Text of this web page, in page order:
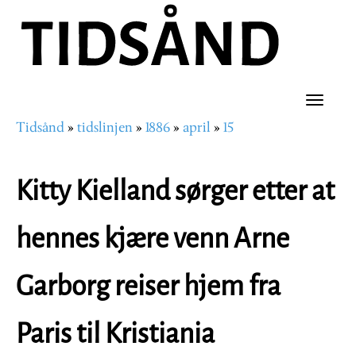
hovedinnhold
Toggle
Navigasjonssti
Tidsånd tidslinjen 1886 april 15
Kitty Kielland sørger etter at
hennes kjære venn Arne
Garborg reiser hjem fra
Paris til Kristiania